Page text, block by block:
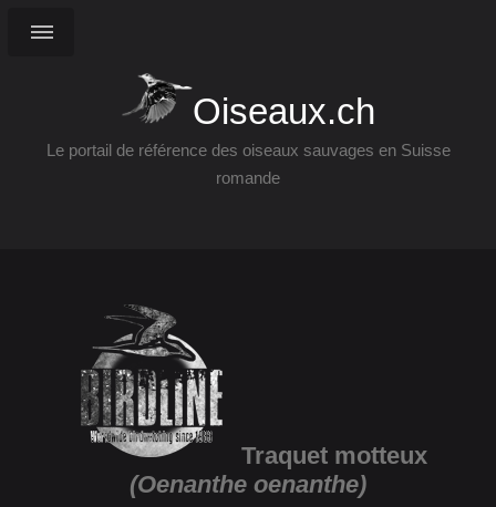
Oiseaux.ch
Le portail de référence des oiseaux sauvages en Suisse
romande
Traquet motteux
(Oenanthe oenanthe)